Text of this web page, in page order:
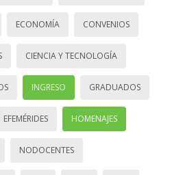
ECONOMÍA CONVENIOS
CIENCIA Y TECNOLOGÍA
INGRESO GRADUADOS
EFEMÉRIDES HOMENAJES
NODOCENTES